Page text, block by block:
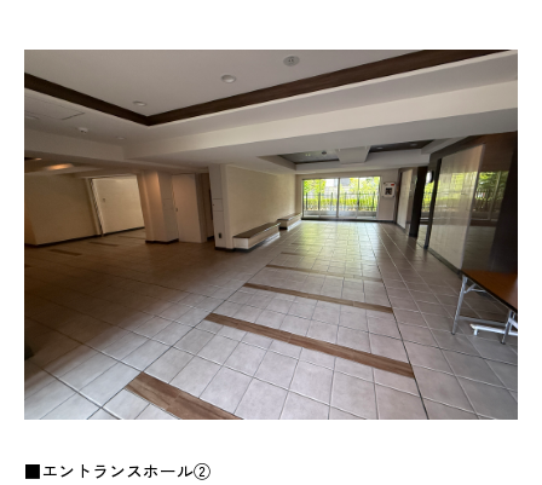
■エントランスホール②